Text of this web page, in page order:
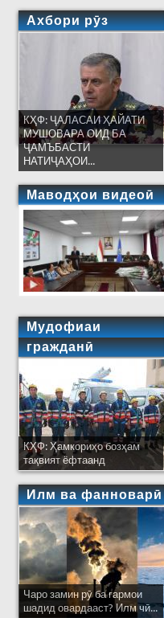
Ахбори рӯз
КҲФ: ҶАЛАСАИ ҲАЙАТИ
МУШОВАРА ОИД БА
ҶАМЪБАСТИ
НАТИҶАҲОИ...
Маводҳои видеоӣ
Мудофиаи
гражданӣ
КҲФ: Ҳамкориҳо бозҳам
тақвият ёфтаанд
Илм ва фанноварӣ
Чаро замин рӯ ба гармои
шадид овардааст? Илм чӣ...